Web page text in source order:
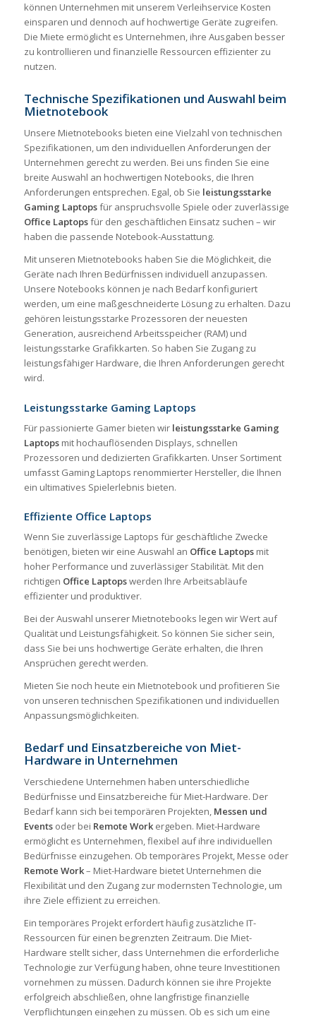
können Unternehmen mit unserem Verleihservice Kosten
einsparen und dennoch auf hochwertige Geräte zugreifen.
Die Miete ermöglicht es Unternehmen, ihre Ausgaben besser
zu kontrollieren und finanzielle Ressourcen effizienter zu
nutzen.
Technische Spezifikationen und Auswahl beim
Mietnotebook
Unsere Mietnotebooks bieten eine Vielzahl von technischen
Spezifikationen, um den individuellen Anforderungen der
Unternehmen gerecht zu werden. Bei uns finden Sie eine
breite Auswahl an hochwertigen Notebooks, die Ihren
Anforderungen entsprechen. Egal, ob Sie leistungsstarke
Gaming Laptopsfür anspruchsvolle Spiele oder zuverlässige
Office Laptopsfür den geschäftlichen Einsatz suchen – wir
haben die passende Notebook-Ausstattung.
Mit unseren Mietnotebooks haben Sie die Möglichkeit, die
Geräte nach Ihren Bedürfnissen individuell anzupassen.
Unsere Notebooks können je nach Bedarf konfiguriert
werden, um eine maßgeschneiderte Lösung zu erhalten. Dazu
gehören leistungsstarke Prozessoren der neuesten
Generation, ausreichend Arbeitsspeicher (RAM) und
leistungsstarke Grafikkarten. So haben Sie Zugang zu
leistungsfähiger Hardware, die Ihren Anforderungen gerecht
wird.
Leistungsstarke Gaming Laptops
Für passionierte Gamer bieten wir leistungsstarke Gaming
Laptopsmit hochauflösenden Displays, schnellen
Prozessoren und dedizierten Grafikkarten. Unser Sortiment
umfasst Gaming Laptops renommierter Hersteller, die Ihnen
ein ultimatives Spielerlebnis bieten.
Effiziente Office Laptops
Wenn Sie zuverlässige Laptops für geschäftliche Zwecke
benötigen, bieten wir eine Auswahl an Office Laptopsmit
hoher Performance und zuverlässiger Stabilität. Mit den
richtigen Office Laptopswerden Ihre Arbeitsabläufe
effizienter und produktiver.
Bei der Auswahl unserer Mietnotebooks legen wir Wert auf
Qualität und Leistungsfähigkeit. So können Sie sicher sein,
dass Sie bei uns hochwertige Geräte erhalten, die Ihren
Ansprüchen gerecht werden.
Mieten Sie noch heute ein Mietnotebook und profitieren Sie
von unseren technischen Spezifikationen und individuellen
Anpassungsmöglichkeiten.
Bedarf und Einsatzbereiche von Miet-
Hardware in Unternehmen
Verschiedene Unternehmen haben unterschiedliche
Bedürfnisse und Einsatzbereiche für Miet-Hardware. Der
Bedarf kann sich bei temporären Projekten, Messen und
Eventsoder bei Remote Workergeben. Miet-Hardware
ermöglicht es Unternehmen, flexibel auf ihre individuellen
Bedürfnisse einzugehen. Ob temporäres Projekt, Messe oder
Remote Work– Miet-Hardware bietet Unternehmen die
Flexibilität und den Zugang zur modernsten Technologie, um
ihre Ziele effizient zu erreichen.
Ein temporäres Projekt erfordert häufig zusätzliche IT-
Ressourcen für einen begrenzten Zeitraum. Die Miet-
Hardware stellt sicher, dass Unternehmen die erforderliche
Technologie zur Verfügung haben, ohne teure Investitionen
vornehmen zu müssen. Dadurch können sie ihre Projekte
erfolgreich abschließen, ohne langfristige finanzielle
Verpflichtungen eingehen zu müssen. Ob es sich um eine